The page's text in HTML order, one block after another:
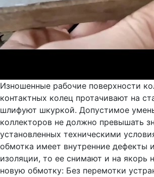
Изношенные рабочие поверхности
контактных колец протачивают на
шлифуют шкуркой. Допустимое
коллекторов не должно превышать
установленных техническими
обмотка имеет внутренние дефекты
изоляции, то ее снимают и на якорь
новую обмотку: Без перемотки